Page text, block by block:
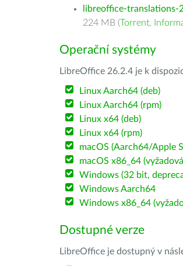
libreoffice-translations-
224 MB (Torrent,
Operační systémy
LibreOffice 26.2.4 je k
Linux Aarch64 (deb)
Linux Aarch64 (rpm)
Linux x64 (deb)
Linux x64 (rpm)
macOS (Aarch64/Apple
macOS x86_64
Windows (32 bit,
Windows Aarch64
Windows x86_64
Dostupné verze
LibreOffice je dostupný v